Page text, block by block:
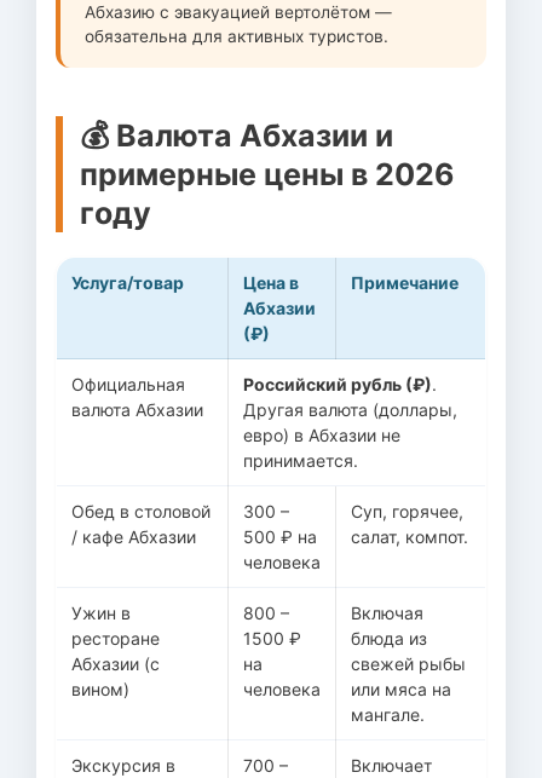
Абхазию с эвакуацией вертолётом —
обязательна для активных туристов.
💰 Валюта Абхазии и
примерные цены в 2026
году
Услуга/товар
Цена в
Абхазии
(₽)
Примечание
Официальная
валюта Абхазии
Российский рубль (₽).
Другая валюта (доллары,
евро) в Абхазии не
принимается.
Обед в столовой
/ кафе Абхазии
300 –
500 ₽ на
человека
Суп, горячее,
салат, компот.
Ужин в
ресторане
Абхазии (с
вином)
800 –
1500 ₽
на
человека
Включая
блюда из
свежей рыбы
или мяса на
мангале.
Экскурсия в 700 – Включает